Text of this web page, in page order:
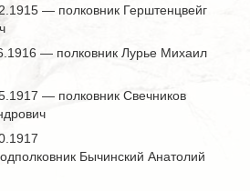
— полковник Герштенцвейг
— полковник Лурье Михаил
— полковник Свечников
Бычинский Анатолий